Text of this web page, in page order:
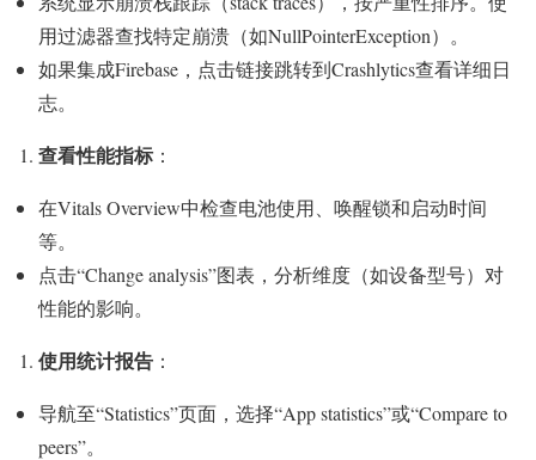
用过滤器查找特定崩溃（如NullPointerException）。
如果集成Firebase，点击链接跳转到Crashlytics查看详细日
志。
查看性能指标 ：
在Vitals Overview中检查电池使用、唤醒锁和启动时间
等。
点击“Change analysis”图表，分析维度（如设备型号）对
性能的影响。
使用统计报告 ：
导航至“Statistics”页面，选择“App statistics”或“Compare to
peers”。